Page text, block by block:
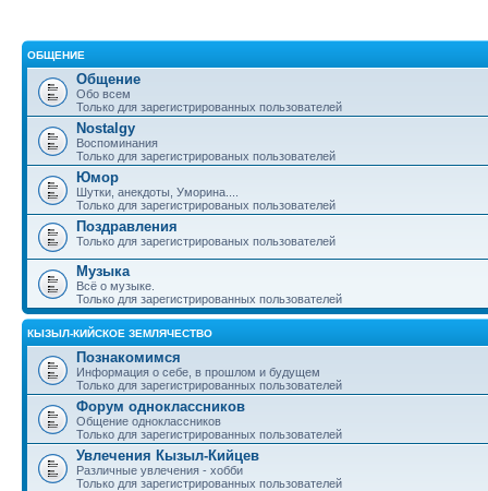
ОБЩЕНИЕ
Общение
Обо всем
Только для зарегистрированных пользователей
Nostalgy
Воспоминания
Только для зарегистрированых пользователей
Юмор
Шутки, анекдоты, Уморина....
Только для зарегистрированых пользователей
Поздравления
Только для зарегистрированых пользователей
Музыка
Всё о музыке.
Только для зарегистрированных пользователей
КЫЗЫЛ-КИЙСКОЕ ЗЕМЛЯЧЕСТВО
Познакомимся
Информация о себе, в прошлом и будущем
Только для зарегистрированных пользователей
Форум одноклассников
Общение одноклассников
Только для зарегистрированных пользователей
Увлечения Кызыл-Кийцев
Различные увлечения - хобби
Только для зарегистрированных пользователей